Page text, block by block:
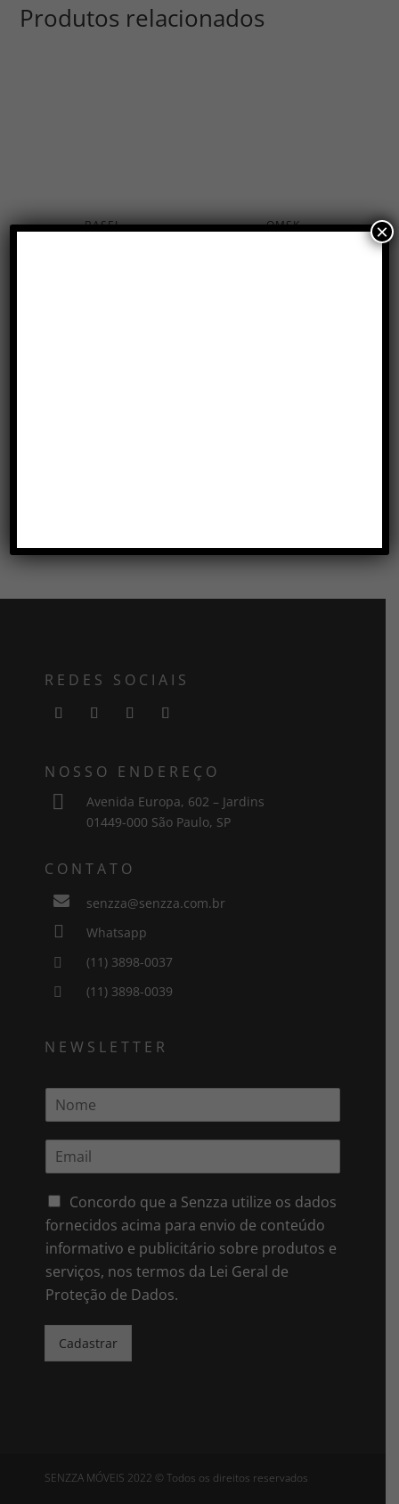
Produtos relacionados
BASEL OMSK
REDES SOCIAIS
NOSSO ENDEREÇO

Avenida Europa, 602 – Jardins
01449-000 São Paulo, SP
CONTATO
 senzza@senzza.com.br
 Whatsapp
 (11) 3898-0037
 (11) 3898-0039
NEWSLETTER
m
i
l
*
Concordo que a Senzza utilize os dados
fornecidos acima para envio de conteúdo
informativo e publicitário sobre produtos e
serviços, nos termos da Lei Geral de
Proteção de Dados.
Cadastrar
SENZZA MÓVEIS 2022 © Todos os direitos reservados
×